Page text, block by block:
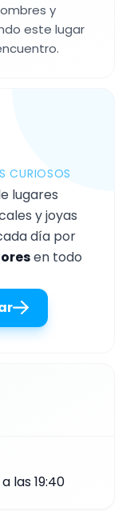
y
este lugar
CURIOSOS
lugares
y joyas
día por
en todo
las 19:40